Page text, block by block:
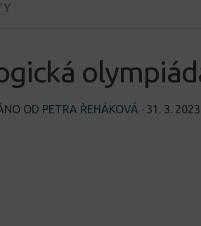
OD PETRA ŘEHÁKOVÁ · 31. 3. 2023